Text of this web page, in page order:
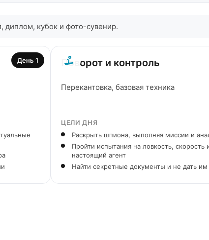
диплом, кубок и фото-сувенир.
День 1 Поворот и контроль
Перекантовка, базовая техника
ЦЕЛИ ДНЯ
Раскрыть шпиона, выполняя миссии и
Пройти испытания на ловкость, скорость
настоящий агент
Найти секретные документы и не дать им